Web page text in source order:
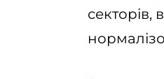
секторів,